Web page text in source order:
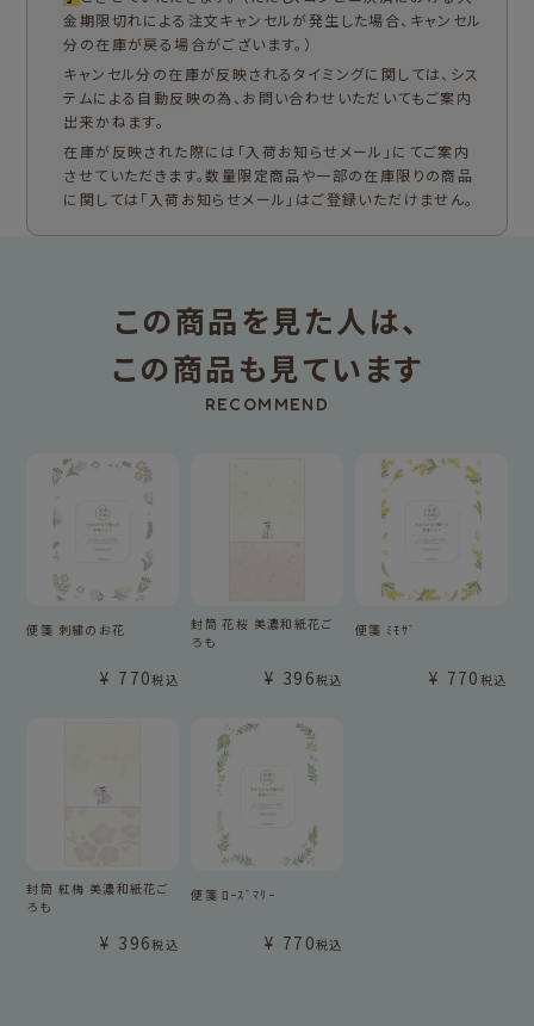
金期限切れによる注文キャンセルが発生した場合、キャンセル
分の在庫が戻る場合がございます。）
キャンセル分の在庫が反映されるタイミングに関しては、シス
テムによる自動反映の為、お問い合わせいただいてもご案内
出来かねます。
在庫が反映された際には「入荷お知らせメール」にてご案内
させていただきます。数量限定商品や一部の在庫限りの商品
に関しては「入荷お知らせメール」はご登録いただけません。
この商品を見た人は、
この商品も見ています
RECOMMEND
便箋 刺繍のお花
¥ 770税込
封筒 花桜 美濃和紙花ご
ろも
¥ 396税込
便箋 ﾐﾓｻﾞ
¥ 770 税込
封筒 紅梅 美濃和紙花ご
ろも
¥ 396税込
便箋 ﾛｰｽﾞﾏﾘｰ
¥ 770税込